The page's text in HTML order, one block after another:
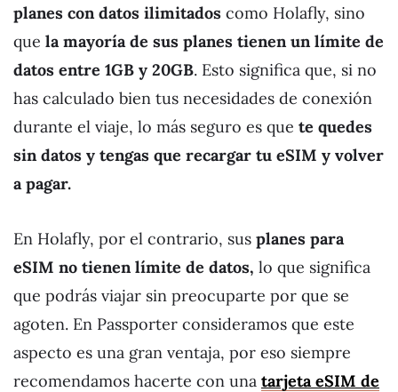
planes con datos ilimitados como Holafly, sino
que la mayoría de sus planes tienen un límite de
datos entre 1GB y 20GB. Esto significa que, si no
has calculado bien tus necesidades de conexión
durante el viaje, lo más seguro es que te quedes
sin datos y tengas que recargar tu eSIM y volver
a pagar.
En Holafly, por el contrario, sus planes para
eSIM no tienen límite de datos, lo que significa
que podrás viajar sin preocuparte por que se
agoten. En Passporter consideramos que este
aspecto es una gran ventaja, por eso siempre
recomendamos hacerte con una tarjeta eSIM de